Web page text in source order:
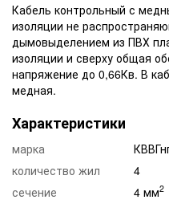
Кабель контрольный с
изоляции не
дымовыделением из ПВХ
изоляции и сверху общая
напряжение до 0,66Кв. В
медная.
Характеристики
марка
количество жил
4
сечение
4 мм2